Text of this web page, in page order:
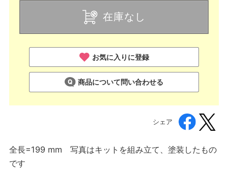
在庫なし
お気に入りに登録
商品について問い合わせる
シェア
全長=199 mm 写真はキットを組み立て、塗装したもの
です